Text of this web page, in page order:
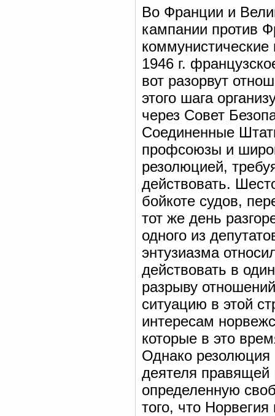
Во Франции и
кампании против
1946 г.
вот разорвут
этого шага
через Совет
Соединенные
профсоюзы и
резолюцией,
действовать.
бойкоте судов,
тот же день
одного из
энтузиазма
действовать в
разрыву
ситуацию в этой
интересам
которые в это
Однако резолюция
деятеля правящей
определенную
того, что